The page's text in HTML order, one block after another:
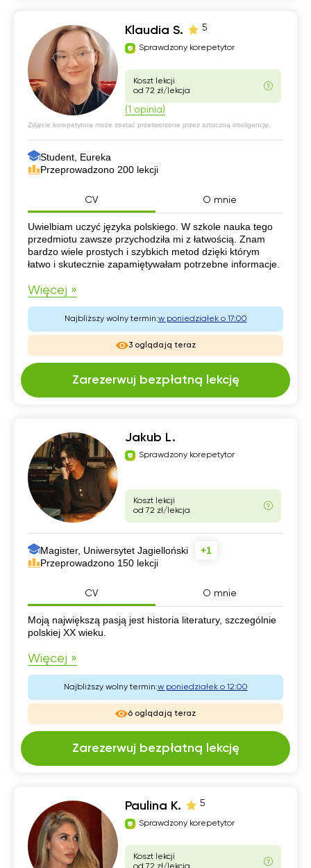
Klaudia S. 5
Sprawdzony korepetytor
Koszt lekcji
od 72 zł/lekcja
(1 opinia)
Zdjęcie korepetytora może zostać przetworzone przez sztuczną inteligencję.
Student, Eureka
Przeprowadzono 200 lekcji
CV O mnie
CV
Uwielbiam uczyć języka polskiego. W szkole nauka tego
przedmiotu zawsze przychodziła mi z łatwością. Znam
bardzo wiele prostych i szybkich metod dzięki którym
łatwo i skutecznie zapamiętywałam potrzebne informacje.
Więcej »
Najbliższy wolny termin:w poniedziałek o 17:00
3 oglądają teraz
Zarezerwuj bezpłatną lekcję
Jakub L.
Sprawdzony korepetytor
Koszt lekcji
od 72 zł/lekcja
Magister, Uniwersytet Jagielloński
+1
Przeprowadzono 150 lekcji
CV O mnie
CV
Moją największą pasją jest historia literatury, szczególnie
polskiej XX wieku.
Więcej »
Najbliższy wolny termin:w poniedziałek o 12:00
6 oglądają teraz
Zarezerwuj bezpłatną lekcję
Paulina K. 5
Sprawdzony korepetytor
Koszt lekcji